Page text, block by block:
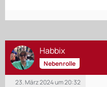
Habbix
Nebenrolle
23. März 2024 um 20:32